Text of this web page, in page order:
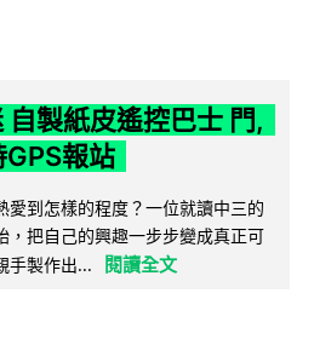
自製紙皮遙控巴士 門,
報站
愛到怎樣的程度？一位就讀中三的
，把自己的興趣一步步變成真正可
手製作出...
閱讀全文